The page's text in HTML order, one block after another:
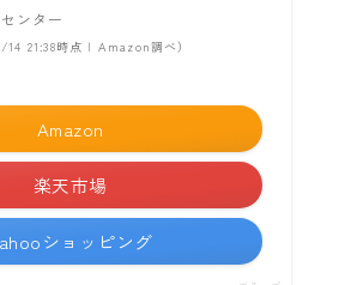
ンター
14 21:38時点 | Amazon調べ）
Amazon
楽天市場
ショッピング